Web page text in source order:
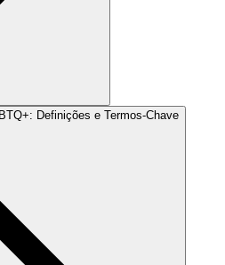
Definições e Termos-Chave